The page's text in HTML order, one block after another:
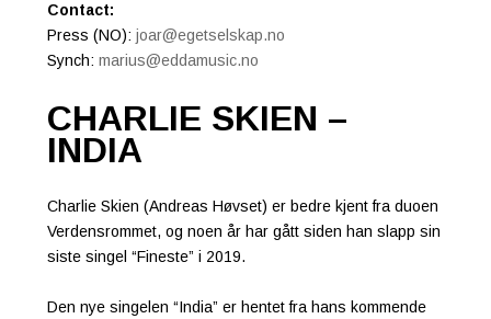
Contact:
Press (NO): joar@egetselskap.no
Synch: marius@eddamusic.no
CHARLIE SKIEN –
INDIA
Charlie Skien (Andreas Høvset) er bedre kjent fra duoen
Verdensrommet, og noen år har gått siden han slapp sin
siste singel “Fineste” i 2019.
Den nye singelen “India” er hentet fra hans kommende